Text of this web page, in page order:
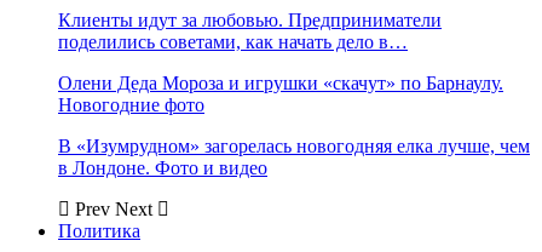
Клиенты идут за любовью. Предприниматели
поделились советами, как начать дело в…
Олени Деда Мороза и игрушки «скачут» по Барнаулу.
Новогодние фото
В «Изумрудном» загорелась новогодняя елка лучше, чем
в Лондоне. Фото и видео
Prev Next
Политика